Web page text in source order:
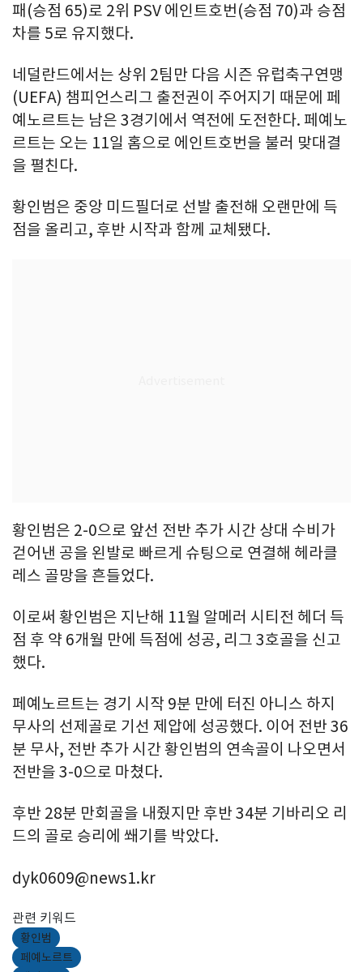
패(승점 65)로 2위 PSV 에인트호번(승점 70)과 승점
차를 5로 유지했다.
네덜란드에서는 상위 2팀만 다음 시즌 유럽축구연맹
(UEFA) 챔피언스리그 출전권이 주어지기 때문에 페
예노르트는 남은 3경기에서 역전에 도전한다. 페예노
르트는 오는 11일 홈으로 에인트호번을 불러 맞대결
을 펼친다.
황인범은 중앙 미드필더로 선발 출전해 오랜만에 득
점을 올리고, 후반 시작과 함께 교체됐다.
황인범은 2-0으로 앞선 전반 추가 시간 상대 수비가
걷어낸 공을 왼발로 빠르게 슈팅으로 연결해 헤라클
레스 골망을 흔들었다.
이로써 황인범은 지난해 11월 알메러 시티전 헤더 득
점 후 약 6개월 만에 득점에 성공, 리그 3호골을 신고
했다.
페예노르트는 경기 시작 9분 만에 터진 아니스 하지
무사의 선제골로 기선 제압에 성공했다. 이어 전반 36
분 무사, 전반 추가 시간 황인범의 연속골이 나오면서
전반을 3-0으로 마쳤다.
후반 28분 만회골을 내줬지만 후반 34분 기바리오 리
드의 골로 승리에 쐐기를 박았다.
dyk0609@news1.kr
관련 키워드
황인범
페예노르트